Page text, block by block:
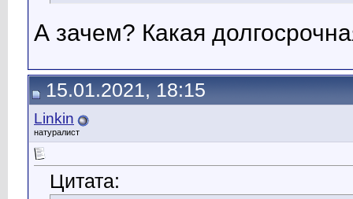
А зачем? Какая
15.01.2021, 18:15
Linkin
натуралист
Цитата: